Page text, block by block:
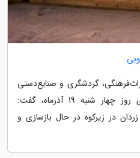
گردشگری و صنایع‌دستی
خراسان جنوبی، پریسا جمشیدی روز چهار شنبه 19 آذرماه، گفت:
در زیرکوه در حال بازسازی و